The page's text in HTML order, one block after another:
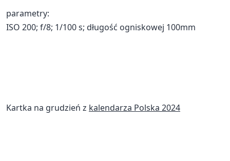
parametry:
ISO 200; f/8; 1/100 s; długość ogniskowej 100mm
Kartka na grudzień z kalendarza Polska 2024